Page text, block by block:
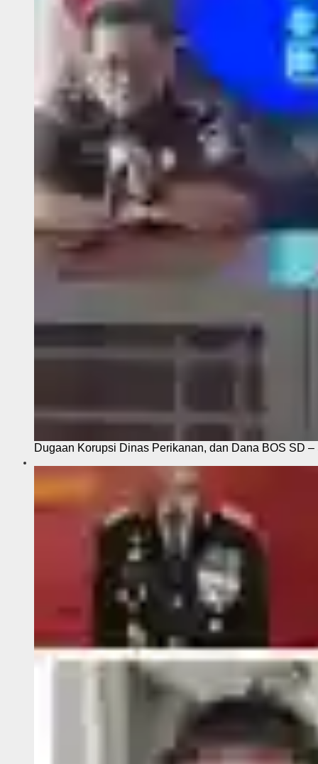
Dugaan Korupsi Dinas Perikanan, dan Dana BOS SD